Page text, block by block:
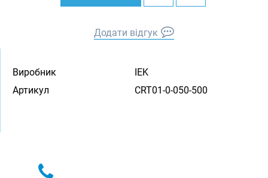
Додати відгук
Виробник
IEK
Артикул
CRT01-0-050-500